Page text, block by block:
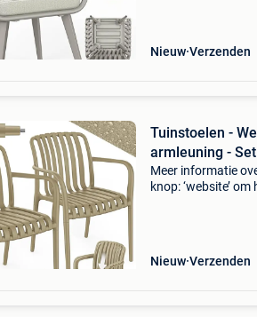
Nieuw Verzenden
Tuinstoelen -
armleuning -
Meer informatie
knop: ‘website’
Nieuw Verzenden